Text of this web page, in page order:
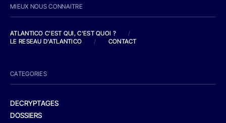
MIEUX NOUS CONNAITRE
ATLANTICO C'EST QUI, C'EST QUOI ?
/
LE RESEAU D'ATLANTICO
/ CONTACT
CATEGORIES
DECRYPTAGES
DOSSIERS